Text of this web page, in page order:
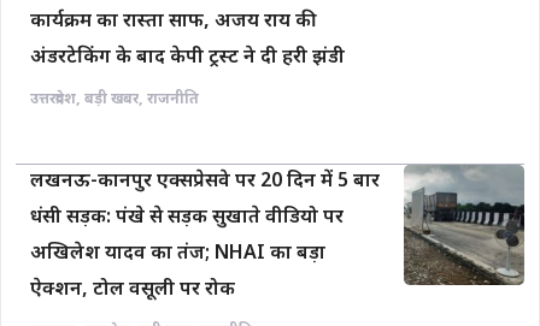
कार्यक्रम का रास्ता साफ, अजय राय की
अंडरटेकिंग के बाद केपी ट्रस्ट ने दी हरी झंडी
उत्तरप्रदेश, बड़ी खबर, राजनीति
लखनऊ-कानपुर एक्सप्रेसवे पर 20 दिन में 5 बार
धंसी सड़क: पंखे से सड़क सुखाते वीडियो पर
अखिलेश यादव का तंज; NHAI का बड़ा
ऐक्शन, टोल वसूली पर रोक